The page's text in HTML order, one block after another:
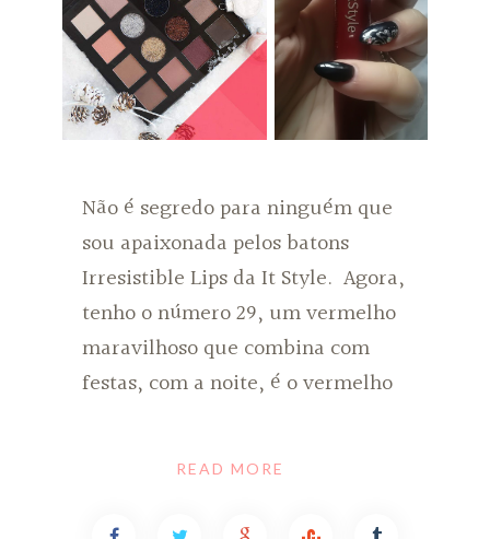
Não é segredo para ninguém que
sou apaixonada pelos batons
Irresistible Lips da It Style. Agora,
tenho o número 29, um vermelho
maravilhoso que combina com
festas, com a noite, é o vermelho
READ MORE